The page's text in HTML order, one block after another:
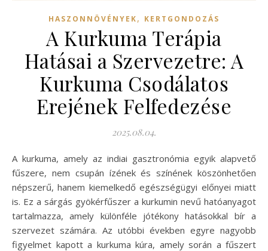
HASZONNÖVÉNYEK, KERTGONDOZÁS
A Kurkuma Terápia
Hatásai a Szervezetre: A
Kurkuma Csodálatos
Erejének Felfedezése
2025.08.04.
A kurkuma, amely az indiai gasztronómia egyik alapvető
fűszere, nem csupán ízének és színének köszönhetően
népszerű, hanem kiemelkedő egészségügyi előnyei miatt
is. Ez a sárgás gyökérfűszer a kurkumin nevű hatóanyagot
tartalmazza, amely különféle jótékony hatásokkal bír a
szervezet számára. Az utóbbi években egyre nagyobb
figyelmet kapott a kurkuma kúra, amely során a fűszert